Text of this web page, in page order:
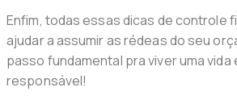
Enfim, todas essas dicas de controle
ajudar a assumir as rédeas do seu
passo fundamental pra viver uma vida
responsável!